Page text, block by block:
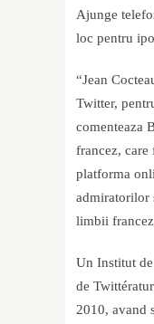
Ajunge
loc pentru
“Jean
Twitter,
comenteaza
francez, care
platforma
admiratorilor
limbii
Un Institut
de
2010, avand